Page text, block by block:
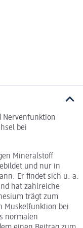
Nervenfunktion
bei
Mineralstoff
und nur in
Er findet sich u. a.
hat zahlreiche
trägt zum
Muskelfunktion bei
normalen